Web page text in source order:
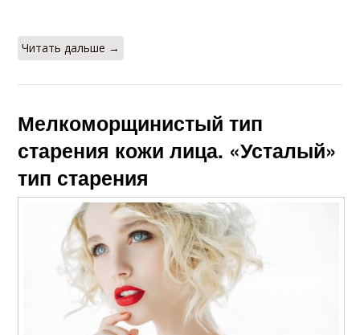
Читать дальше →
Мелкоморщинистый тип
старения кожи лица. «Усталый»
тип старения